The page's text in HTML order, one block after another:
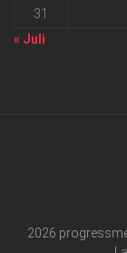
31
« Juli
2026